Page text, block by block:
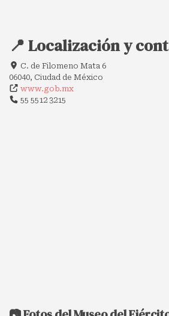
📍 Localización y
C. de Filomeno Mata 6
06040, Ciudad de México
www.gob.mx
55 5512 3215